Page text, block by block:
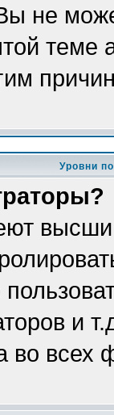
не
теме
Уровни
и
во всех